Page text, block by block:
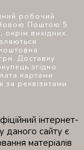
робочий
Новою Поштою 5
окрім вихідних.
Доставку
згідно
картами
реквізитами
інтернет-
даного сайту є
матеріалів